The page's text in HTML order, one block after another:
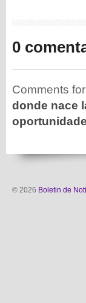
0
Comments for
donde nace
© 2026 Boletin de